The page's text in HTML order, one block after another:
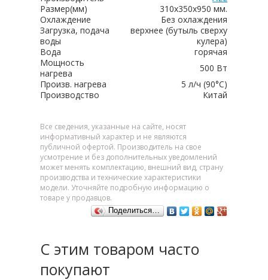
Размер(мм)
310х350х950 мм.
Охлаждение
Без охлаждения
Загрузка, подача
воды
верхнее (бутыль сверху
кулера)
Вода
горячая
Мощность
нагрева
500 Вт
Произв. нагрева
5 л/ч (90°C)
Производство
Китай
Все сведения, указанные на сайте, носят
информативный характер и не являются
публичной офертой. Производитель на свое
усмотрение и без дополнительных уведомлений
может менять комплектацию, внешний вид, страну
производства и технические характеристики
модели. Уточняйте подробную информацию о
товаре у продавцов.
Поделиться…
С этим товаром часто
покупают